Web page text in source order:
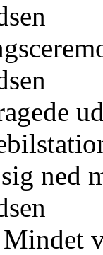
ned